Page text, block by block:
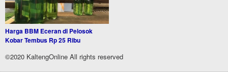
Harga BBM Eceran di Pelosok
Kobar Tembus Rp 25 Ribu
©2020 KaltengOnline All rights reserved